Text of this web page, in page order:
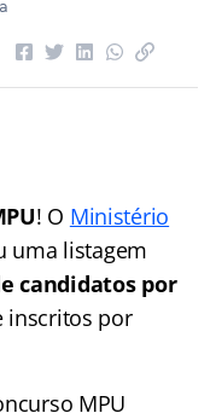
! O Ministério
uma listagem
candidatos por
inscritos por
MPU